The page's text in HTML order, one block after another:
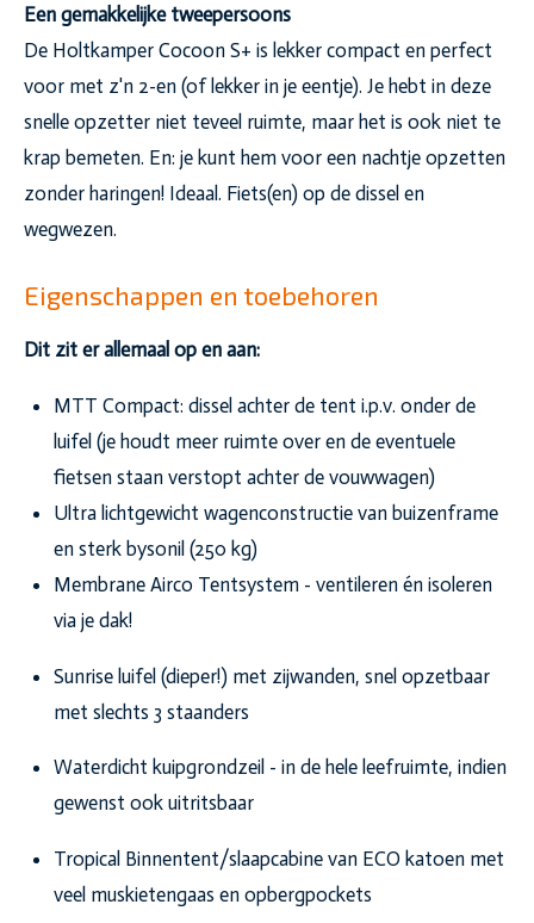
Een gemakkelijke tweepersoons
De Holtkamper Cocoon S+ is lekker compact en perfect
voor met z'n 2-en (of lekker in je eentje). Je hebt in deze
snelle opzetter niet teveel ruimte, maar het is ook niet te
krap bemeten. En: je kunt hem voor een nachtje opzetten
zonder haringen! Ideaal. Fiets(en) op de dissel en
wegwezen.
Eigenschappen en toebehoren
Dit zit er allemaal op en aan:
MTT Compact: dissel achter de tent i.p.v. onder de
luifel (je houdt meer ruimte over en de eventuele
fietsen staan verstopt achter de vouwwagen)
Ultra lichtgewicht wagenconstructie van buizenframe
en sterk bysonil (250 kg)
Membrane Airco Tentsystem - ventileren én isoleren
via je dak!
Sunrise luifel (dieper!) met zijwanden, snel opzetbaar
met slechts 3 staanders
Waterdicht kuipgrondzeil - in de hele leefruimte, indien
gewenst ook uitritsbaar
Tropical Binnentent/slaapcabine van ECO katoen met
veel muskietengaas en opbergpockets